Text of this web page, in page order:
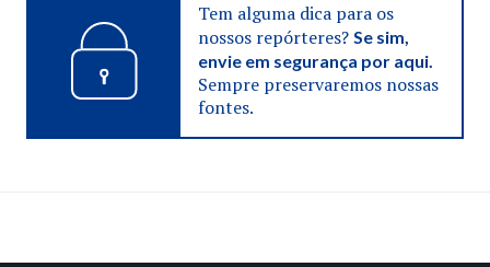
Tem alguma dica para os
nossos repórteres? Se sim,
envie em segurança por aqui.
Sempre preservaremos nossas
fontes.